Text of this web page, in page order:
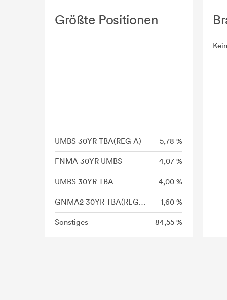
Größte Positionen
UMBS 30YR TBA(REG A) 5,78 %
FNMA 30YR UMBS 4,07 %
UMBS 30YR TBA 4,00 %
GNMA2 30YR TBA(REG C) 1,60 %
Sonstiges 84,55 %